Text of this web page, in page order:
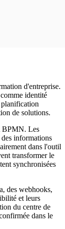
d'entreprise.
identité
de solutions.
BPMN. Les
informations
dans l'outil
transformer le
synchronisées
des webhooks,
et leurs
du centre de
dans le